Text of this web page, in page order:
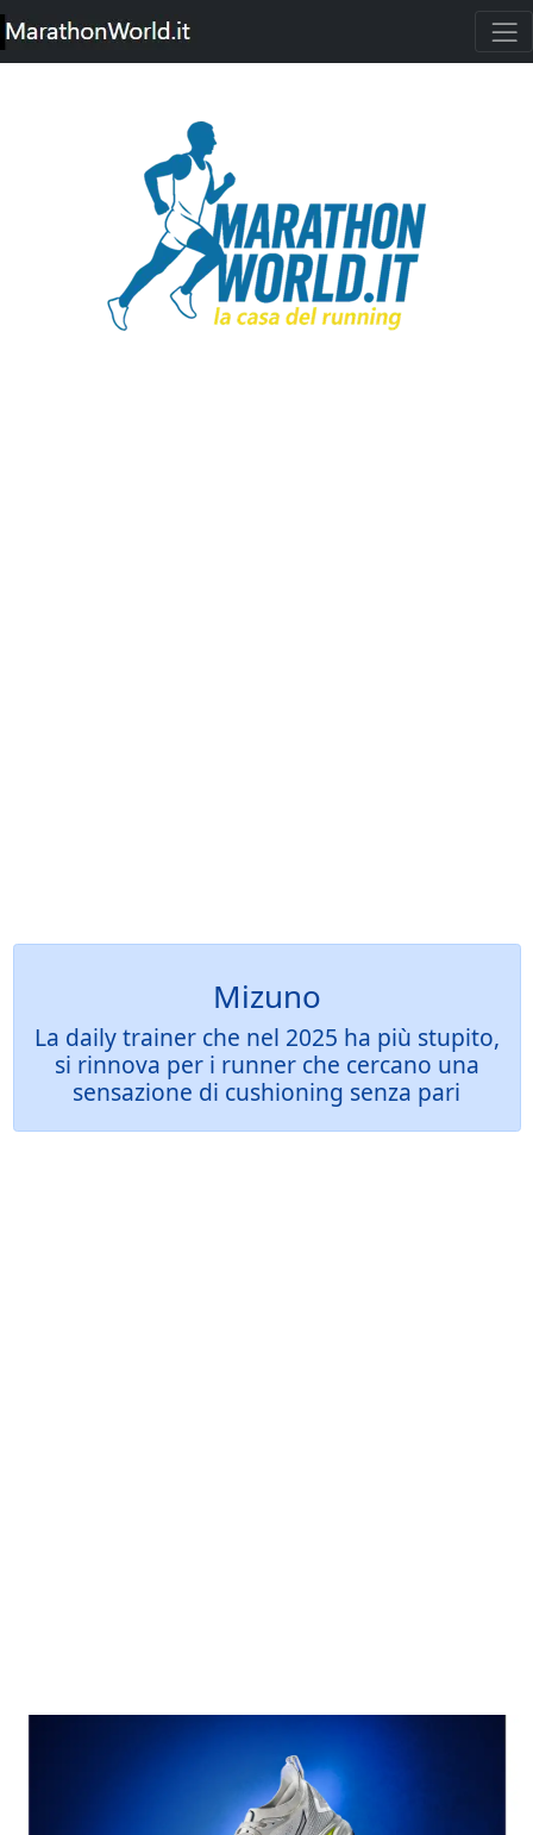
Mizuno
La daily trainer che nel 2025 ha più stupito,
si rinnova per i runner che cercano una
sensazione di cushioning senza pari